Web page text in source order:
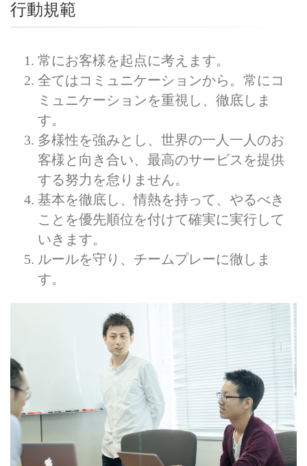
行動規範
常にお客様を起点に考えます。
全てはコミュニケーションから。常にコ
ミュニケーションを重視し、徹底しま
す。
多様性を強みとし、世界の一人一人のお
客様と向き合い、最高のサービスを提供
する努力を怠りません。
基本を徹底し、情熱を持って、やるべき
ことを優先順位を付けて確実に実行して
いきます。
ルールを守り、チームプレーに徹しま
す。